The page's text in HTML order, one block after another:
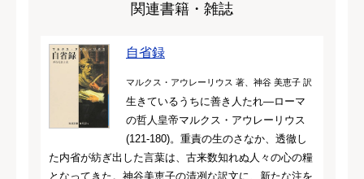
関連書籍・雑誌
自省録
マルクス・アウレーリウス 著、神谷 美恵子 訳
生きているうちに善き人たれ―ローマ
の哲人皇帝マルクス・アウレーリウス
(121‐180)。重責の生のさなか、透徹し
た内省が紡ぎ出した言葉は、古来数知れぬ人々の心の糧
となってきた。神谷美恵子の清冽な訳文に、新たな注を